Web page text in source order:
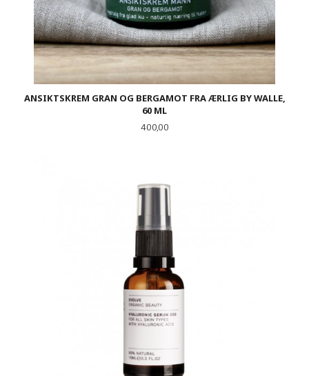
ANSIKTSKREM GRAN OG BERGAMOT FRA ÆRLIG BY WALLE,
60 ML
Pris
400,00